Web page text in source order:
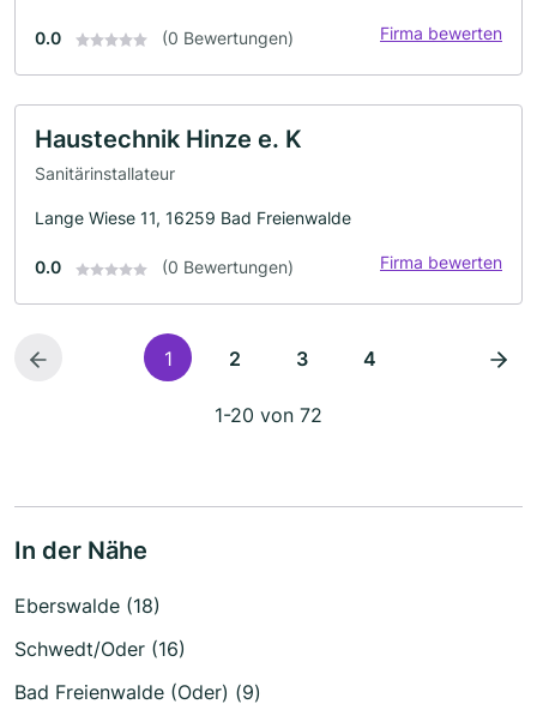
0.0 (0 Bewertungen) Firma bewerten
Haustechnik Hinze e. K
Sanitärinstallateur
Lange Wiese 11, 16259 Bad Freienwalde
0.0 (0 Bewertungen) Firma bewerten
1 2 3 4
1-20 von 72
In der Nähe
Eberswalde (18)
Schwedt/Oder (16)
Bad Freienwalde (Oder) (9)